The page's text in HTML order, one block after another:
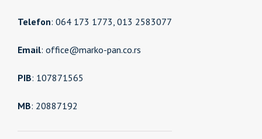
Telefon: 064 173 1773, 013 2583077
Email: office@marko-pan.co.rs
PIB: 107871565
MB: 20887192